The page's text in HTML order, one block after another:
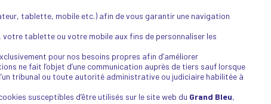
tablette, mobile etc.) afin de vous garantir une navigation
tablette ou votre mobile aux fins de personnaliser les
pour nos besoins propres afin d’améliorer
ne fait l’objet d’une communication auprès de tiers sauf lorsque
tribunal ou toute autorité administrative ou judiciaire habilitée à
susceptibles d’être utilisés sur le site web du Grand Bleu,